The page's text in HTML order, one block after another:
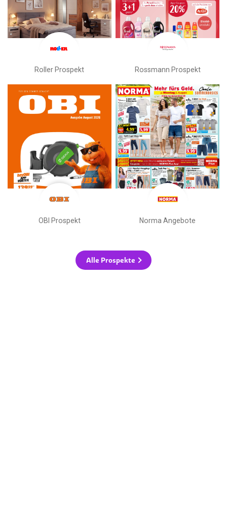
Roller Prospekt Rossmann Prospekt
OBI Prospekt Norma Angebote
Alle Prospekte